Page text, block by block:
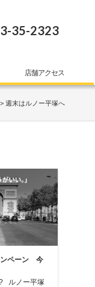
35-2323
店舗アクセス
週末はルノー平塚へ
ンペーン 今
ルノー平塚